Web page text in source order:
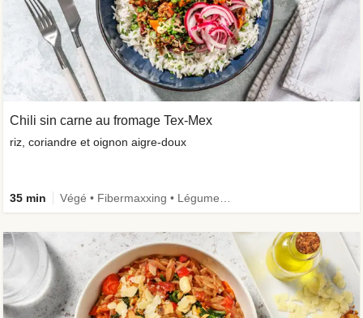
Chili sin carne au fromage Tex-Mex
riz, coriandre et oignon aigre-doux
35 min